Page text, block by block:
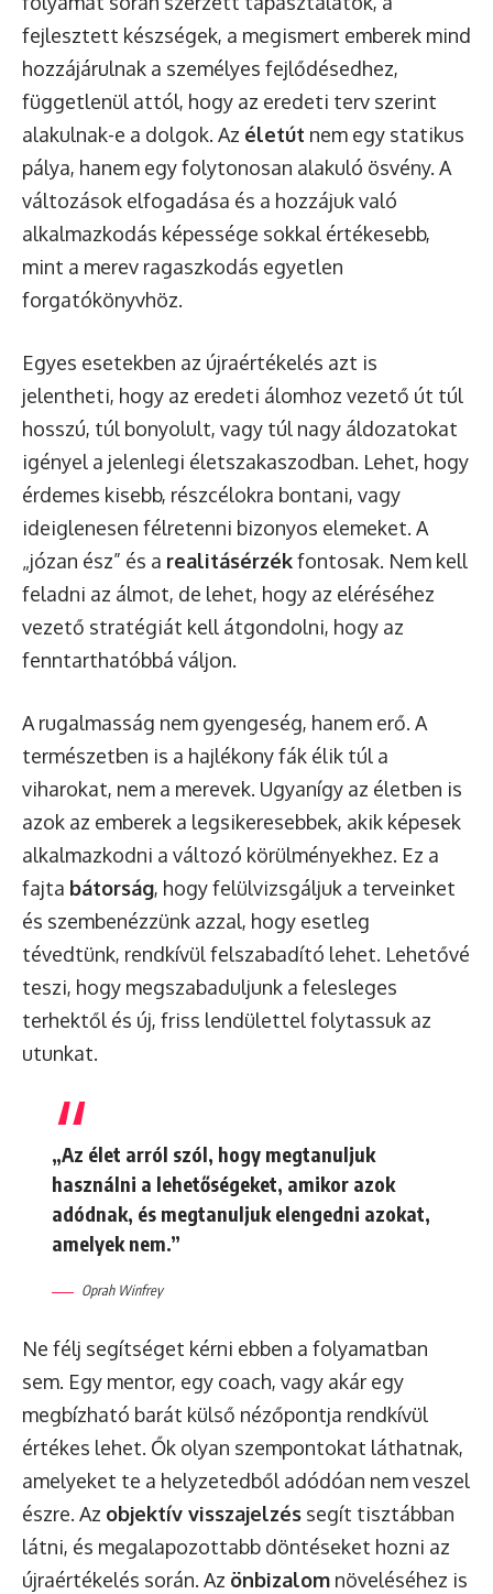
fejlesztett készségek, a megismert emberek mind
hozzájárulnak a személyes fejlődésedhez,
függetlenül attól, hogy az eredeti terv szerint
alakulnak-e a dolgok. Az életút nem egy statikus
pálya, hanem egy folytonosan alakuló ösvény. A
változások elfogadása és a hozzájuk való
alkalmazkodás képessége sokkal értékesebb,
mint a merev ragaszkodás egyetlen
forgatókönyvhöz.
Egyes esetekben az újraértékelés azt is
jelentheti, hogy az eredeti álomhoz vezető út túl
hosszú, túl bonyolult, vagy túl nagy áldozatokat
igényel a jelenlegi életszakaszodban. Lehet, hogy
érdemes kisebb, részcélokra bontani, vagy
ideiglenesen félretenni bizonyos elemeket. A
„józan ész” és a realitásérzékfontosak. Nem kell
feladni az álmot, de lehet, hogy az eléréséhez
vezető stratégiát kell átgondolni, hogy az
fenntarthatóbbá váljon.
A rugalmasság nem gyengeség, hanem erő. A
természetben is a hajlékony fák élik túl a
viharokat, nem a merevek. Ugyanígy az életben is
azok az emberek a legsikeresebbek, akik képesek
alkalmazkodni a változó körülményekhez. Ez a
fajta bátorság, hogy felülvizsgáljuk a terveinket
és szembenézzünk azzal, hogy esetleg
tévedtünk, rendkívül felszabadító lehet. Lehetővé
teszi, hogy megszabaduljunk a felesleges
terhektől és új, friss lendülettel folytassuk az
utunkat.
„Az élet arról szól, hogy megtanuljuk
használni a lehetőségeket, amikor azok
adódnak, és megtanuljuk elengedni azokat,
amelyek nem.”
Oprah Winfrey
Ne félj segítséget kérni ebben a folyamatban
sem. Egy mentor, egy coach, vagy akár egy
megbízható barát külső nézőpontja rendkívül
értékes lehet. Ők olyan szempontokat láthatnak,
amelyeket te a helyzetedből adódóan nem veszel
észre. Az objektív visszajelzés segít tisztábban
látni, és megalapozottabb döntéseket hozni az
újraértékelés során. Az önbizalom növeléséhez is